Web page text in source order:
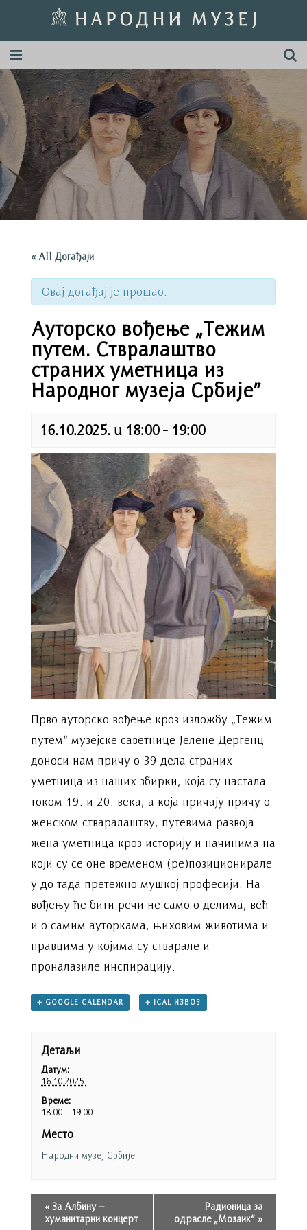
« All Догађаји
Овај догађај је прошао.
Ауторско вођење „Тежим
путем. Ствралаштво
страних уметница из
Народног музеја Србије”
16.10.2025. u 18:00- 19:00
Прво ауторско вођење кроз изложбу „Тежим
путем“ музејске саветнице Јелене Дергенц
доноси нам причу о 39 дела страних
уметница из наших збирки, која су настала
током 19. и 20. века, а која причају причу о
женском стваралаштву, путевима развоја
жена уметница кроз историју и начинима на
који су се оне временом (ре)позиционирале
у до тада претежно мушкој професији. На
вођењу ће бити речи не само о делима, већ
и о самим ауторкама, њиховим животима и
правцима у којима су стварале и
проналазиле инспирацију.
+ GOOGLE CALENDAR + ICAL ИЗВОЗ
Детаљи
Датум:
16.10.2025.
Време:
18:00 - 19:00
Место
Народни музеј Србије
«За Албину –
хуманитарни концерт
Радионица за
одрасле „Мозаик“ »